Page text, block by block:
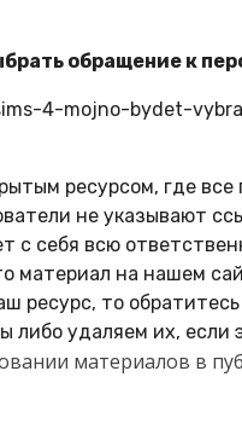
обращение к
4-mojno-bydet-
ресурсом, где
не указывают
с себя всю
материал на нашем
ресурс, то
либо удаляем их, если
материалов в